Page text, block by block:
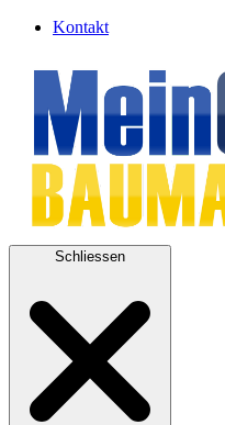
Kontakt
Schliessen